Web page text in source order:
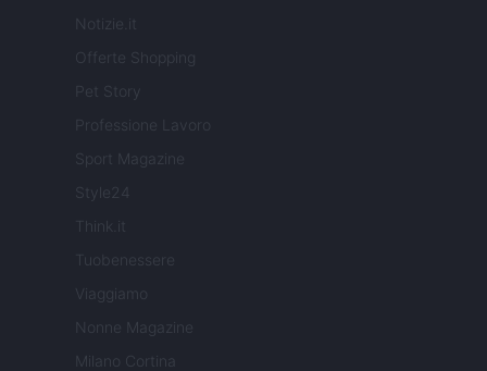
Notizie.it
Offerte Shopping
Pet Story
Professione Lavoro
Sport Magazine
Style24
Think.it
Tuobenessere
Viaggiamo
Nonne Magazine
Milano Cortina